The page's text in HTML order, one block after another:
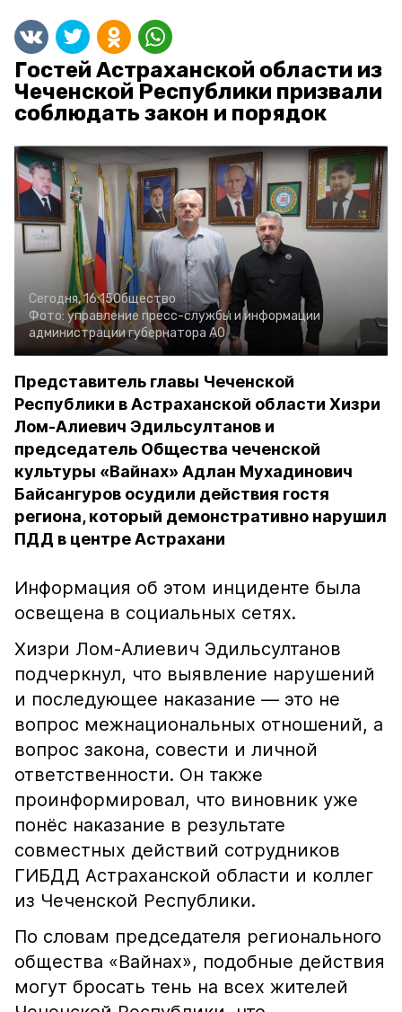
Гостей Астраханской области из
Чеченской Республики призвали
соблюдать закон и порядок
Сегодня, 16:15Общество
Фото: управление пресс-службы и информации
администрации губернатора АО
Представитель главы Чеченской
Республики в Астраханской области Хизри
Лом-Алиевич Эдильсултанов и
председатель Общества чеченской
культуры «Вайнах» Адлан Мухадинович
Байсангуров осудили действия гостя
региона, который демонстративно нарушил
ПДД в центре Астрахани
Информация об этом инциденте была
освещена в социальных сетях.
Хизри Лом-Алиевич Эдильсултанов
подчеркнул, что выявление нарушений
и последующее наказание — это не
вопрос межнациональных отношений, а
вопрос закона, совести и личной
ответственности. Он также
проинформировал, что виновник уже
понёс наказание в результате
совместных действий сотрудников
ГИБДД Астраханской области и коллег
из Чеченской Республики.
По словам председателя регионального
общества «Вайнах», подобные действия
могут бросать тень на всех жителей